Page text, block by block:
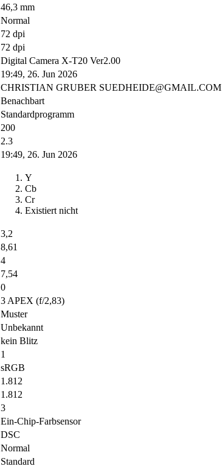
46,3 mm
Normal
72 dpi
72 dpi
Digital Camera X-T20 Ver2.00
19:49, 26. Jun 2026
CHRISTIAN GRUBER SUEDHEIDE@GMAIL.COM
Benachbart
Standardprogramm
200
2.3
19:49, 26. Jun 2026
Y
Cb
Cr
Existiert nicht
3,2
8,61
4
7,54
0
3 APEX (f/2,83)
Muster
Unbekannt
kein Blitz
1
sRGB
1.812
1.812
3
Ein-Chip-Farbsensor
DSC
Normal
Standard